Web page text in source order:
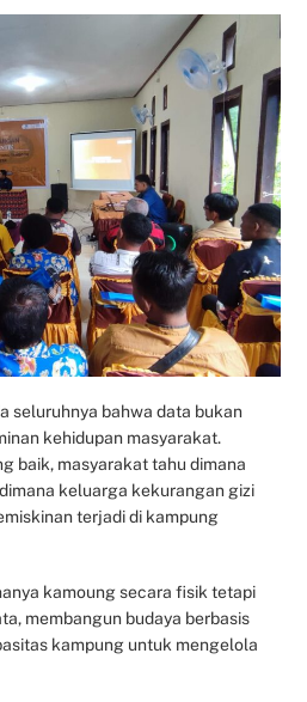
seluruhnya bahwa data bukan
kehidupan masyarakat.
baik, masyarakat tahu dimana
keluarga kekurangan gizi
terjadi di kampung
kamoung secara fisik tetapi
membangun budaya berbasis
kampung untuk mengelola